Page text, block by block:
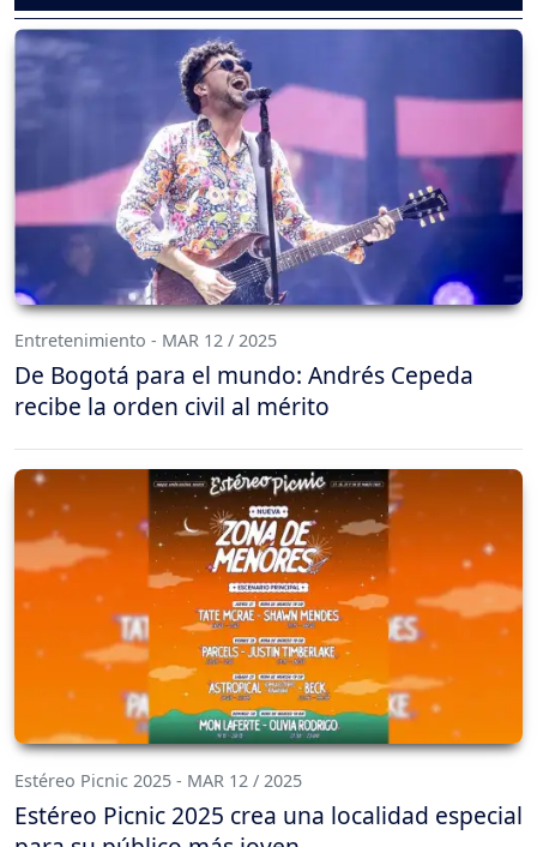
Entretenimiento - MAR 12 / 2025
De Bogotá para el mundo: Andrés Cepeda
recibe la orden civil al mérito
Estéreo Picnic 2025 - MAR 12 / 2025
Estéreo Picnic 2025 crea una localidad especial